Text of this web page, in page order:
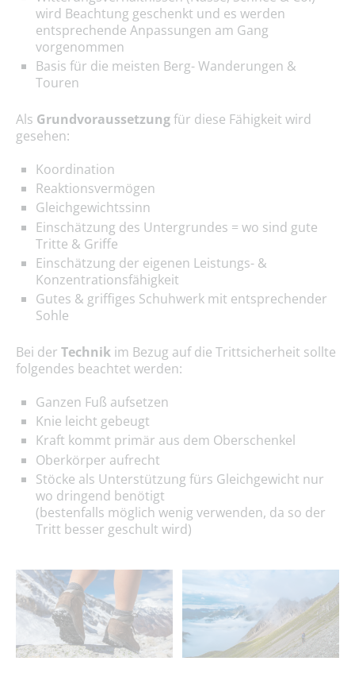
wird Beachtung geschenkt und es werden
entsprechende Anpassungen am Gang
vorgenommen
Basis für die meisten Berg- Wanderungen &
Touren
Als Grundvoraussetzungfür diese Fähigkeit wird
gesehen:
Koordination
Reaktionsvermögen
Gleichgewichtssinn
Einschätzung des Untergrundes = wo sind gute
Tritte & Griffe
Einschätzung der eigenen Leistungs- &
Konzentrationsfähigkeit
Gutes & griffiges Schuhwerk mit entsprechender
Sohle
Bei der Technik im Bezug auf die Trittsicherheit sollte
folgendes beachtet werden:
Ganzen Fuß aufsetzen
Knie leicht gebeugt
Kraft kommt primär aus dem Oberschenkel
Oberkörper aufrecht
Stöcke als Unterstützung fürs Gleichgewicht nur
wo dringend benötigt
(bestenfalls möglich wenig verwenden, da so der
Tritt besser geschult wird)